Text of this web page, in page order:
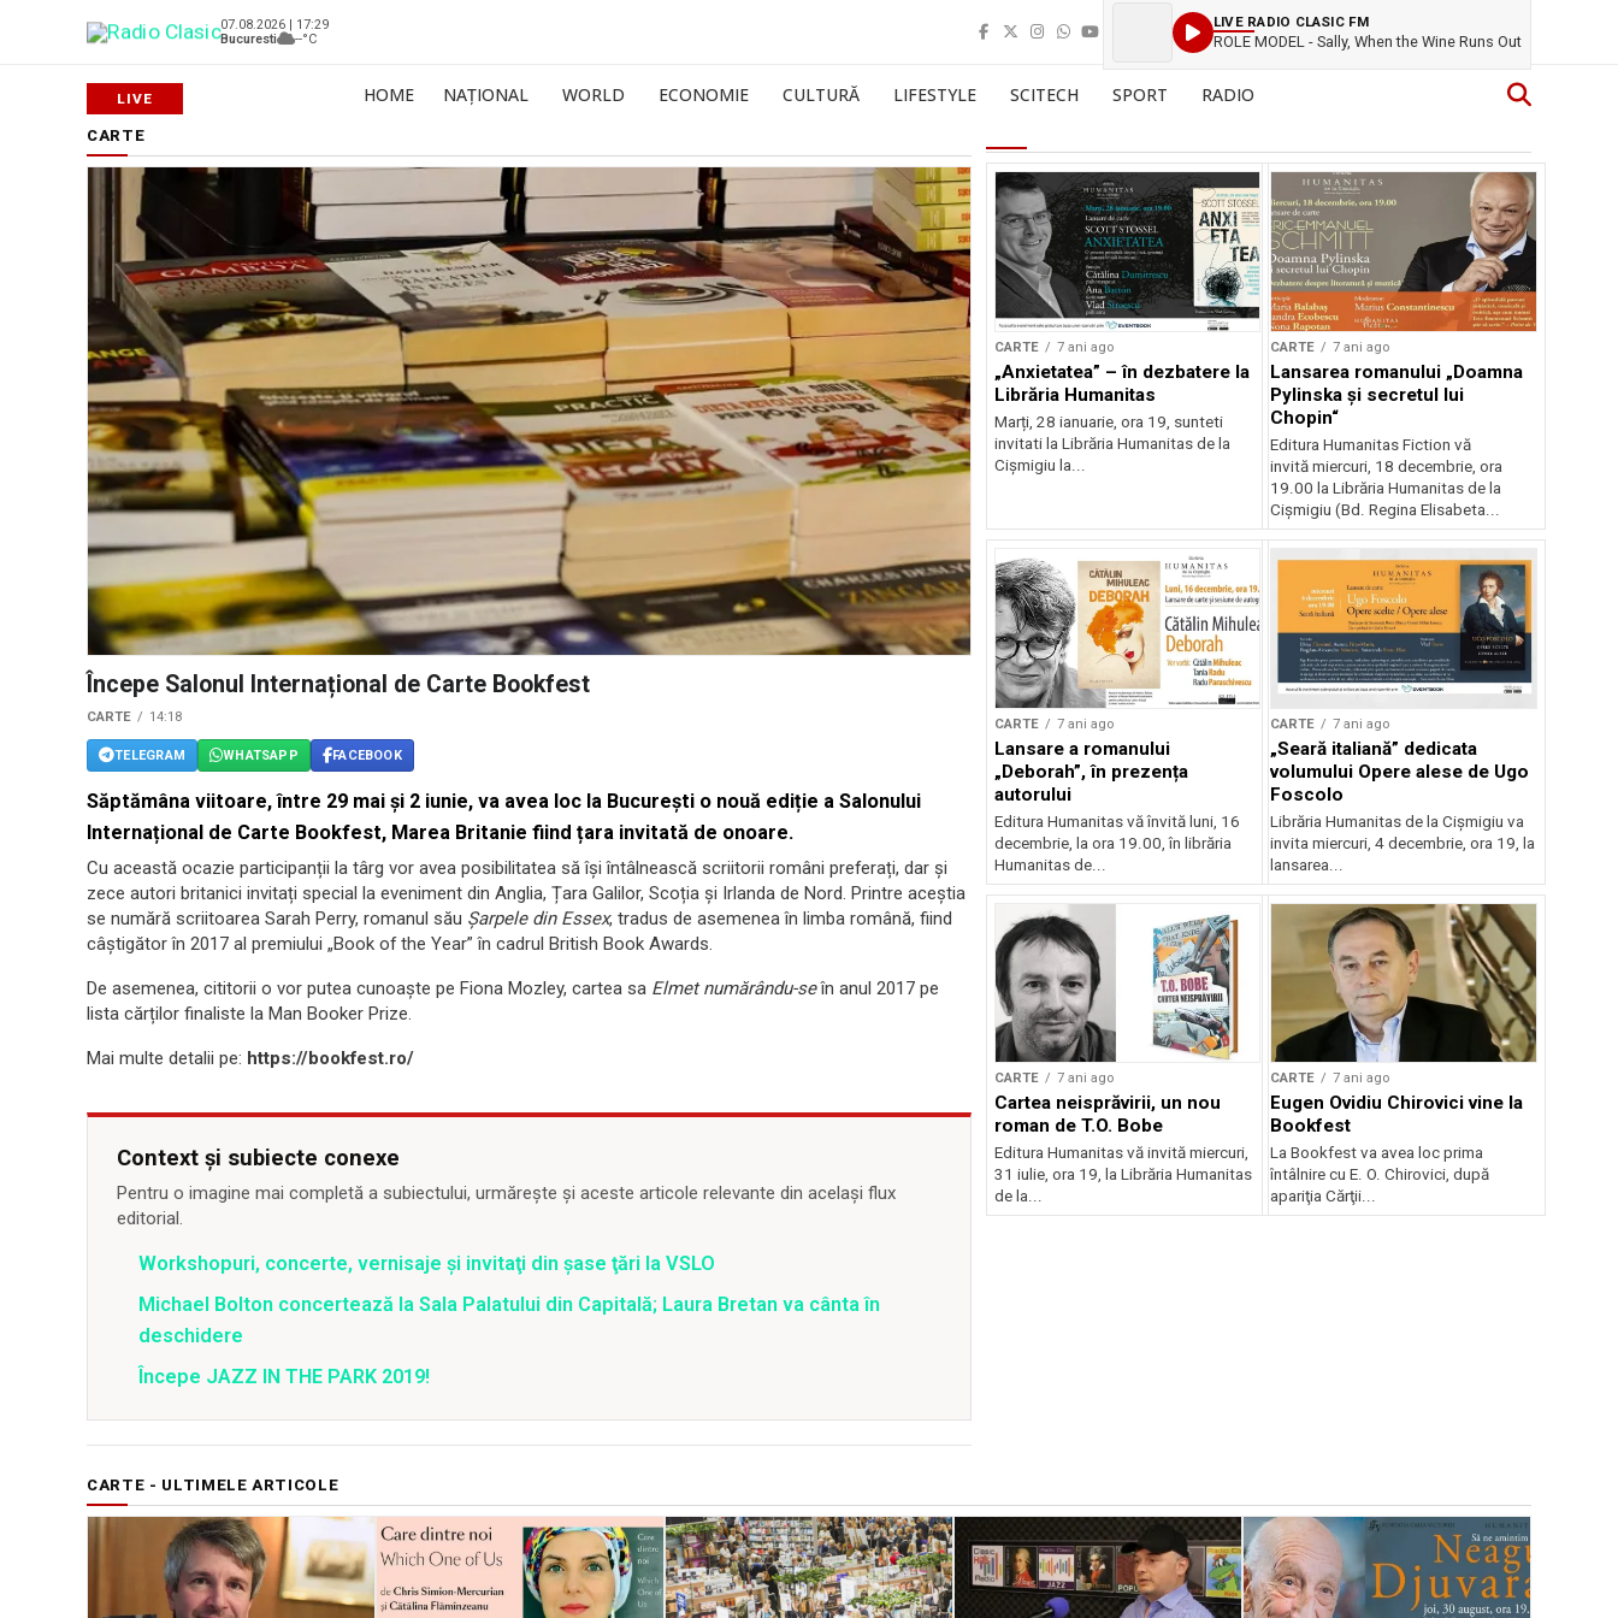
07.08.2026 | 17:29
Bucuresti
--°C
LIVE RADIO CLASIC FM
ROLE MODEL - Sally, When the Wine Runs Out
HOME NAȚIONAL WORLD ECONOMIE CULTURĂ LIFESTYLE SCITECH SPORT RADIO
CARTE
Începe Salonul Internațional de Carte Bookfest
CARTE 14:18
TELEGRAM WHATSAPP FACEBOOK
Săptămâna viitoare, între 29 mai și 2 iunie, va avea loc la București o nouă ediție a Salonului
Internațional de Carte Bookfest, Marea Britanie fiind țara invitată de onoare.
Cu această ocazie participanții la târg vor avea posibilitatea să își întâlnească scriitorii români preferați, dar și
zece autori britanici invitați special la eveniment din Anglia, Țara Galilor, Scoția și Irlanda de Nord. Printre aceștia
se numără scriitoarea Sarah Perry, romanul său Șarpele din Essex, tradus de asemenea în limba română, fiind
câștigător în 2017 al premiului „Book of the Year” în cadrul British Book Awards.
De asemenea, cititorii o vor putea cunoaște pe Fiona Mozley, cartea sa Elmet numărându-seîn anul 2017 pe
lista cărților finaliste la Man Booker Prize.
Mai multe detalii pe: https://bookfest.ro/
Context și subiecte conexe
Pentru o imagine mai completă a subiectului, urmărește și aceste articole relevante din același flux
editorial.
Workshopuri, concerte, vernisaje şi invitaţi din şase ţări la VSLO
Michael Bolton concertează la Sala Palatului din Capitală; Laura Bretan va cânta în
deschidere
Începe JAZZ IN THE PARK 2019!
CARTE 7 ani ago
„Anxietatea” – în dezbatere la
Librăria Humanitas
Marți, 28 ianuarie, ora 19, sunteti
invitati la Librăria Humanitas de la
Cișmigiu la...
CARTE 7 ani ago
Lansarea romanului „Doamna
Pylinska și secretul lui
Chopin“
Editura Humanitas Fiction vă
invită miercuri, 18 decembrie, ora
19.00 la Librăria Humanitas de la
Cișmigiu (Bd. Regina Elisabeta...
CARTE 7 ani ago
Lansare a romanului
„Deborah”, în prezența
autorului
Editura Humanitas vă învită luni, 16
decembrie, la ora 19.00, în librăria
Humanitas de...
CARTE 7 ani ago
„Seară italiană” dedicata
volumului Opere alese de Ugo
Foscolo
Librăria Humanitas de la Cișmigiu va
invita miercuri, 4 decembrie, ora 19, la
lansarea...
CARTE 7 ani ago
Cartea neisprăvirii, un nou
roman de T.O. Bobe
Editura Humanitas vă invită miercuri,
31 iulie, ora 19, la Librăria Humanitas
de la...
CARTE 7 ani ago
Eugen Ovidiu Chirovici vine la
Bookfest
La Bookfest va avea loc prima
întâlnire cu E. O. Chirovici, după
apariţia Cărţii...
CARTE - ULTIMELE ARTICOLE